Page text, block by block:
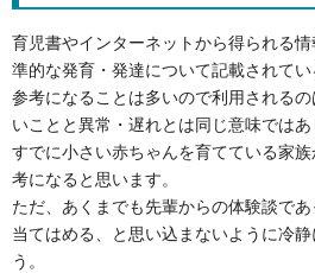
育児書やインターネットから得られる
準的な発育・発達について記載されてい
参考になることは多いので利用される
いことと異常・遅れとは同じ意味ではあ
すでに小さい赤ちゃんを育てている家
考になると思います。
ただ、あくまでも先輩からの体験談で
当てはめる、と思い込まないように冷
う。